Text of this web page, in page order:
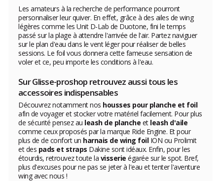
Les amateurs à la recherche de performance pourront
personnaliser leur quiver. En effet, grâce à des ailes de wing
légères comme les Unit D-Lab de Duotone, fini le temps
passé sur la plage à attendre l'arrivée de l'air. Partez naviguer
sur le plan d'eau dans le vent léger pour réaliser de belles
sessions. Le foil vous donnera cette fameuse sensation de
voler et ce, peu importe les conditions à l'eau.
Sur Glisse-proshop retrouvez aussi tous les
accessoires indispensables
Découvrez notamment nos housses pour planche et foil
afin de voyager et stocker votre matériel facilement. Pour plus
de sécurité pensez au leash de planche et leash d'aile
comme ceux proposés par la marque Ride Engine. Et pour
plus de de confort un harnais de wing foilION ou Prolimit
et des pads et straps Dakine sont idéaux. Enfin, pour les
étourdis, retrouvez toute la visserie égarée sur le spot. Bref,
plus d'excuses pour ne pas se jeter à l'eau et tenter l'aventure
wing avec nous !